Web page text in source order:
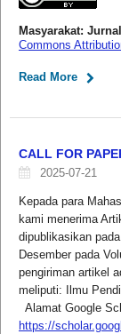
Masyarakat:
Commons
Read More
CALL FOR
2025-07-21
Kepada para
kami menerima
dipublikasikan pada
Desember pada
pengiriman artikel
meliputi: Ilmu
Alamat Google
https://